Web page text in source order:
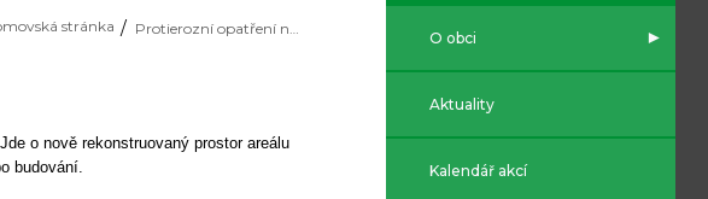
stránka Protierozní opatření na Cihelně
o nově rekonstruovaný prostor areálu
budování.
O obci
Aktuality
Kalendář akcí